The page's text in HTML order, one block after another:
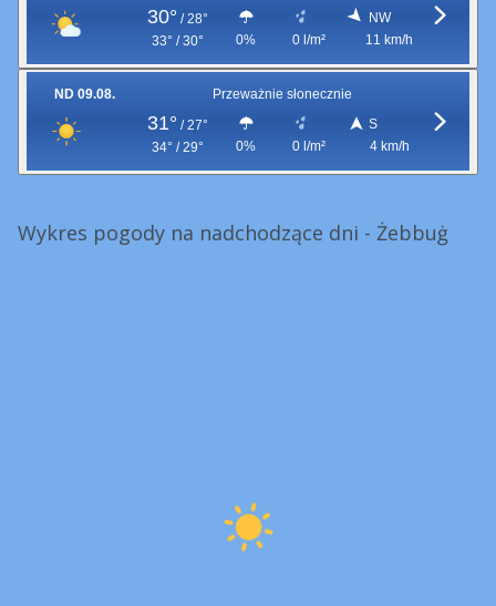
30° / 28°
33° / 30°
0% 0 l/m²
NW
11 km/h
ND 09.08. Przeważnie słonecznie
31° / 27°
34° / 29°
0% 0 l/m²
S
4 km/h
Wykres pogody na nadchodzące dni - Żebbuġ